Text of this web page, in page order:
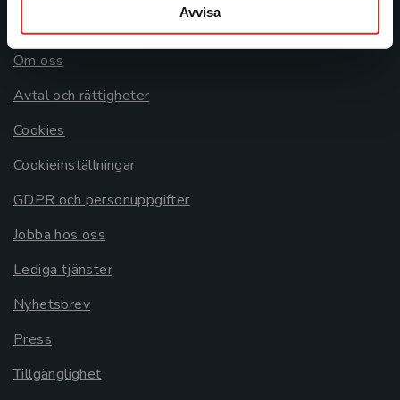
Avvisa
Om oss
Avtal och rättigheter
Cookies
Cookieinställningar
GDPR och personuppgifter
Jobba hos oss
Lediga tjänster
Nyhetsbrev
Press
Tillgänglighet